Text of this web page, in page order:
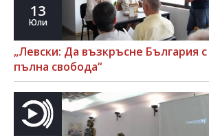
13
Юли
„Левски: Да възкръсне България с
пълна свобода“